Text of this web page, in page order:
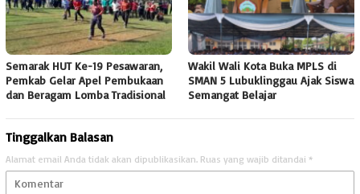
Semarak HUT Ke-19 Pesawaran,
Pemkab Gelar Apel Pembukaan
dan Beragam Lomba Tradisional
Wakil Wali Kota Buka MPLS di
SMAN 5 Lubuklinggau Ajak Siswa
Semangat Belajar
Tinggalkan Balasan
Alamat email Anda tidak akan dipublikasikan. Ruas yang wajib ditandai *